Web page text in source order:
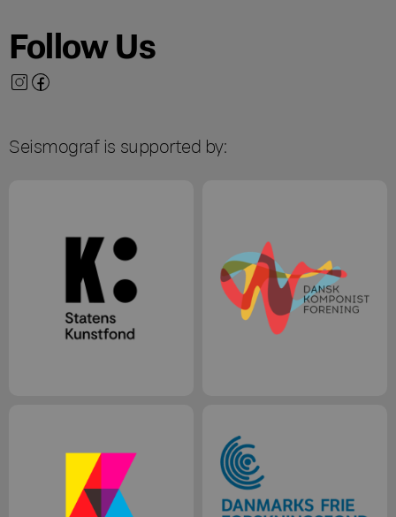
Follow Us
Seismograf is supported by: